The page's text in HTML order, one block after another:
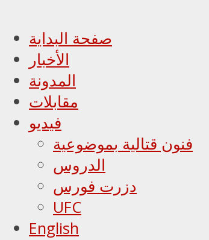
صفحة البداية
الأخبار
المدونة
مقابلات
فيديو
فنون قتالية بموضوعية
الدروس
دزرت فورس
UFC
English